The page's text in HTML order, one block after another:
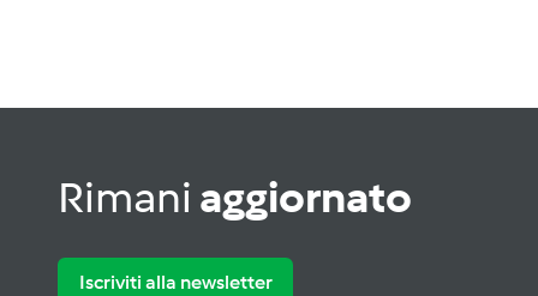
Rimani aggiornato
Iscriviti alla newsletter